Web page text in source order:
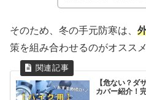
そのため、冬の手元防寒は、
策を組み合わせるのがオススメ
【危ない？ダ
カバー紹介！